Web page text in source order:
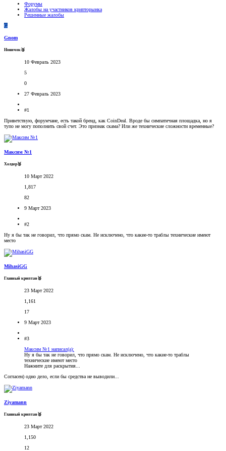
Форумы
Жалобы на участников крипторынка
Решенные жалобы
G
Gnom
Новичок🥈
10 Февраль 2023
5
0
27 Февраль 2023
#1
Приветствую, форумчане, есть такой бренд, как CoinDeal. Вроде бы симпатичная площадка, но я
тупо не могу пополнить свой счет. Это признак скама? Или же технические сложности временные?
Максим №1
Холдер🥉
10 Март 2022
1,817
82
9 Март 2023
#2
Ну я бы так не говорил, что прямо скам. Не исключено, что какие-то траблы технические имеют
место
MihasiGG
Главный криптан🥈
23 Март 2022
1,161
17
9 Март 2023
#3
Максим №1 написал(а):
Ну я бы так не говорил, что прямо скам. Не исключено, что какие-то траблы
технические имеют место
Нажмите для раскрытия...
Согласен) одно дело, если бы средства не выводили...
Ziyamann
Главный криптан🥈
23 Март 2022
1,150
12